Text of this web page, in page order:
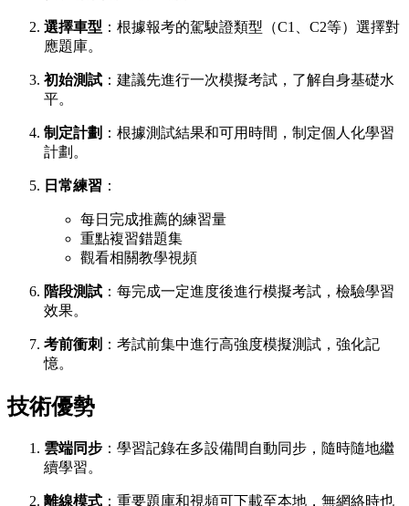
選擇車型 ：根據報考的駕駛證類型（C1、C2等）選擇對
應題庫。
初始測試 ：建議先進行一次模擬考試，了解自身基礎水
平。
制定計劃 ：根據測試結果和可用時間，制定個人化學習
計劃。
日常練習 ：
每日完成推薦的練習量
重點複習錯題集
觀看相關教學視頻
階段測試 ：每完成一定進度後進行模擬考試，檢驗學習
效果。
考前衝刺 ：考試前集中進行高強度模擬測試，強化記
憶。
技術優勢
雲端同步 ：學習記錄在多設備間自動同步，隨時隨地繼
續學習。
離線模式 ：重要題庫和視頻可下載至本地，無網絡時也